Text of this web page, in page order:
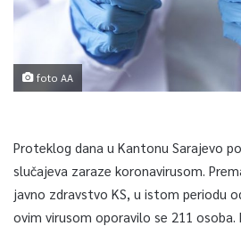
foto AA
Proteklog dana u Kantonu Sarajevo
slučajeva zaraze koronavirusom.
javno zdravstvo KS, u istom periodu
ovim virusom oporavilo se 211 osoba.